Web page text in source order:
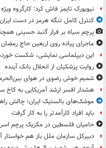
نیویورک تایمز فاش کرد: کارگروه
کنترل کامل تنگه هرمز در دست
پرچم سیاه بر فراز گنبد حسینی
ماجرای پیاده روی اربعین حاج رمضان
این دیپلماسی نمایشی، شکست
روایت پزشکیان از انحلال بانک آینده
شمیم خوش رضوی در هوای
هشدار افسر ارشد آمریکایی به کاخ
موشک‌های بالستیک ایران؛ چالش
باید افراد کارآمدتر را به کار گرفت
حامیان فلسطین در مکزیک پرچم
دبیرکل سازمان ملل باز هم